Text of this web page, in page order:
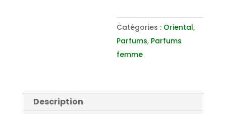
Parfum
Catégories : Oriental,
Parfums, Parfums
femme
Description